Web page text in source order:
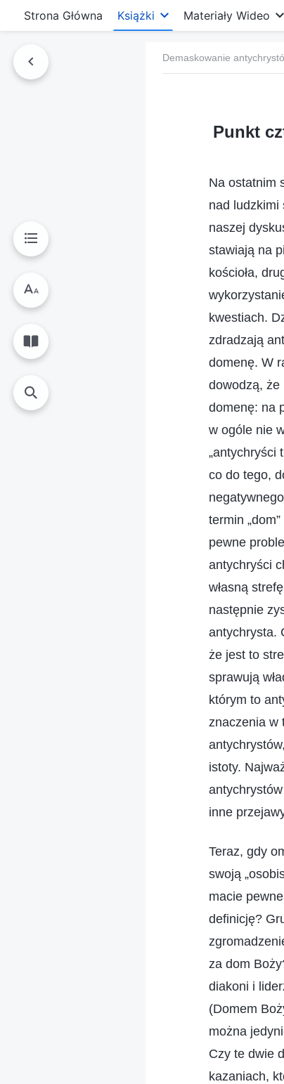
Strona Główna Książki Materiały Wideo
Demaskowanie
Punkt
Na ostatnim
nad ludzkimi
naszej
stawiają na
kościoła,
kwestiach.
zdradzają
domenę. W
dowodzą, że
domenę: na
w ogóle nie
„antychryści
co do tego,
termin
pewne
antychryści
własną
następnie
antychrysta.
że jest to
sprawują
którym to
znaczenia w
istoty.
inne
Teraz, gdy
swoją
macie
definicję?
za dom
diakoni i
(Domem
można
Czy te dwie
kazaniach,